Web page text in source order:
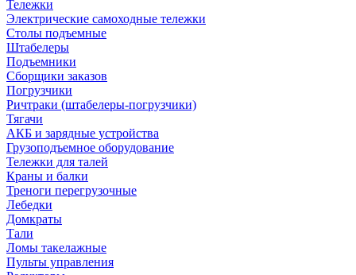
Тележки
Электрические самоходные тележки
Столы подъемные
Штабелеры
Подъемники
Сборщики заказов
Погрузчики
Ричтраки (штабелеры-погрузчики)
Тягачи
АКБ и зарядные устройства
Грузоподъемное оборудование
Тележки для талей
Краны и балки
Треноги перегрузочные
Лебедки
Домкраты
Тали
Ломы такелажные
Пульты управления